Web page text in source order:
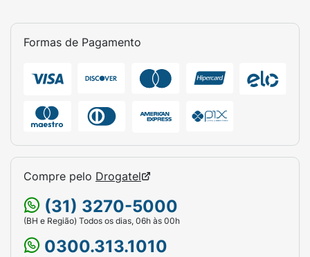
Formas de Pagamento
Compre pelo Drogatel
(31) 3270-5000
(BH e Região) Todos os dias, 06h às 00h
0300.313.1010